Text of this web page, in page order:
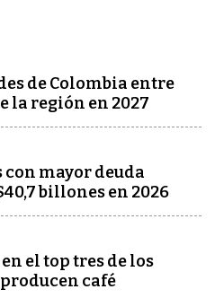
de Colombia entre
la región en 2027
con mayor deuda
billones en 2026
el top tres de los
café